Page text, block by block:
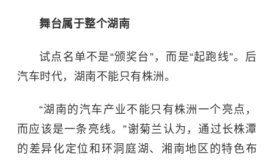
舞台属于整个湖南
试点名单不是“颁奖台”，而是“起跑线”。后
汽车时代，湖南不能只有株洲。
“湖南的汽车产业不能只有株洲一个亮点，
而应该是一条亮线。”谢菊兰认为，通过长株潭
的差异化定位和环洞庭湖、湘南地区的特色布